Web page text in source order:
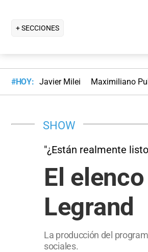
+ SECCIONES
#HOY: Javier Milei Maximiliano
SHOW
"¿Están realmente
El
Legrand
La producción del
sociales.